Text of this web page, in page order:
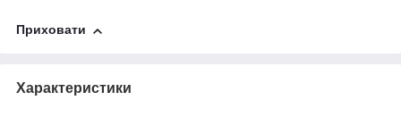
Приховати
Характеристики